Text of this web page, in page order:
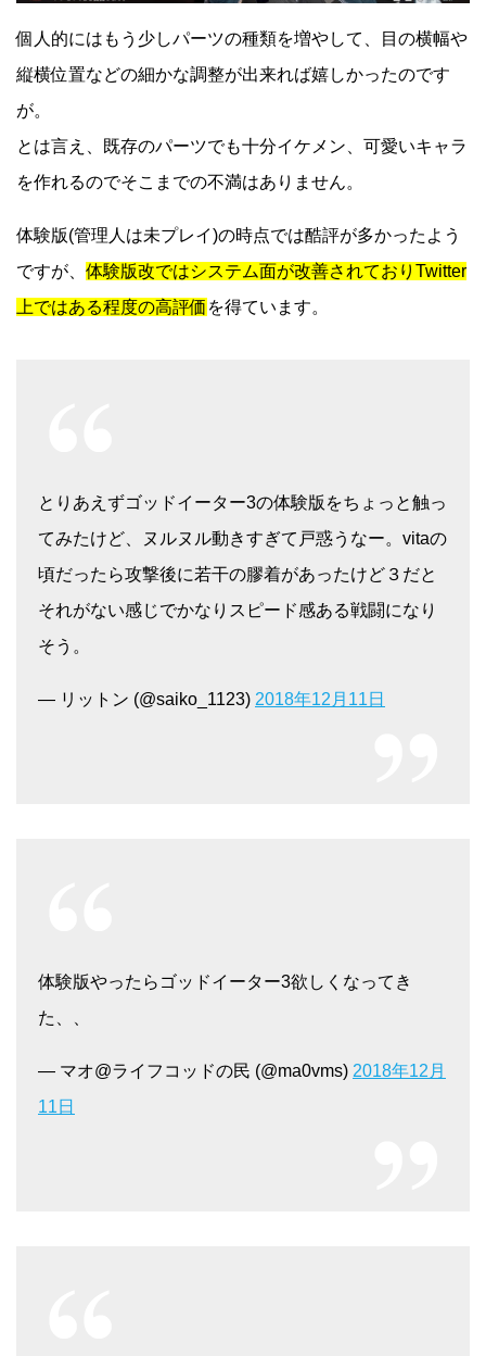
個人的にはもう少しパーツの種類を増やして、目の横幅や
縦横位置などの細かな調整が出来れば嬉しかったのです
が。
とは言え、既存のパーツでも十分イケメン、可愛いキャラ
を作れるのでそこまでの不満はありません。
体験版(管理人は未プレイ)の時点では酷評が多かったよう
ですが、 体験版改ではシステム面が改善されておりTwitter
上ではある程度の高評価 を得ています。
とりあえずゴッドイーター3の体験版をちょっと触っ
てみたけど、ヌルヌル動きすぎて戸惑うなー。vitaの
頃だったら攻撃後に若干の膠着があったけど３だと
それがない感じでかなりスピード感ある戦闘になり
そう。
— リットン (@saiko_1123) 2018年12月11日
体験版やったらゴッドイーター3欲しくなってき
た、、
— マオ@ライフコッドの民 (@ma0vms) 2018年12月
11日